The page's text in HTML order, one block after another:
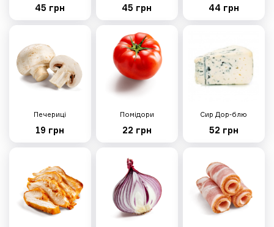
45 грн 45 грн 44 грн
Печериці
19 грн
Помідори
22 грн
Сир Дор-блю
52 грн
Тісто, грибний соус, сир
моцарела, печериці, сир
консервовані, крем-сир,
кукурудзяне борошно
228 грн
Мілано
моцарела, шинка, салямі мілано,
перець болгарський, печериці,
сир дор-блю, кукурудзяне
борошно